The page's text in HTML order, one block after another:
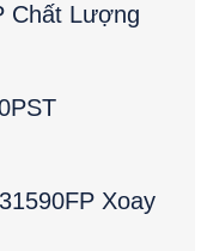
Chất Lượng
Xoay